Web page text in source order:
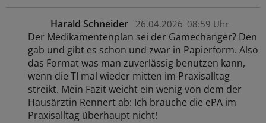
Harald Schneider 26.04.2026 08:59 Uhr
Der Medikamentenplan sei der Gamechanger? Den
gab und gibt es schon und zwar in Papierform. Also
das Format was man zuverlässig benutzen kann,
wenn die TI mal wieder mitten im Praxisalltag
streikt. Mein Fazit weicht ein wenig von dem der
Hausärztin Rennert ab: Ich brauche die ePA im
Praxisalltag überhaupt nicht!